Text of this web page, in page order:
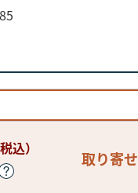
税込）
取り寄せ